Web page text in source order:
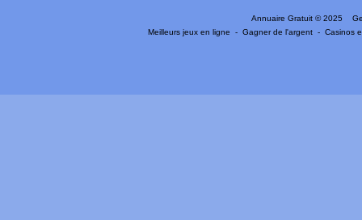
Annuaire Gratuit © 2025
Meilleurs jeux en ligne
-Gagner de l'argent -Casinos